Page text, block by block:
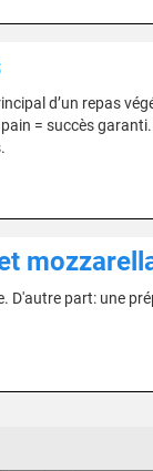
d’un repas
= succès
D'autre part: une